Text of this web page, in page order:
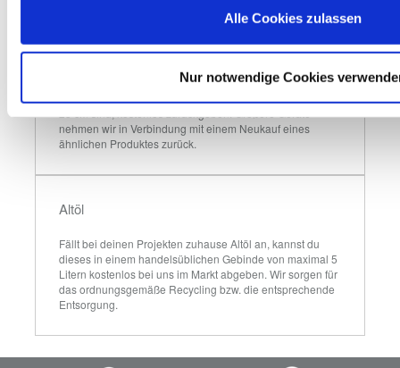
Alle Cookies zulassen
Nur notwendige Cookies
Elektro-Altgeräte
Du kannst bei uns Elektrokleingeräte wie z. B.
Bohrmaschinen, Elektrosägen oder Toaster, die kleiner als
25 cm sind, kostenlos zurückgeben. Größere Geräte
nehmen wir in Verbindung mit einem Neukauf eines
ähnlichen Produktes zurück.
Altöl
Fällt bei deinen Projekten zuhause Altöl an, kannst du
dieses in einem handelsüblichen Gebinde von maximal 5
Litern kostenlos bei uns im Markt abgeben. Wir sorgen für
das ordnungsgemäße Recycling bzw. die entsprechende
Entsorgung.